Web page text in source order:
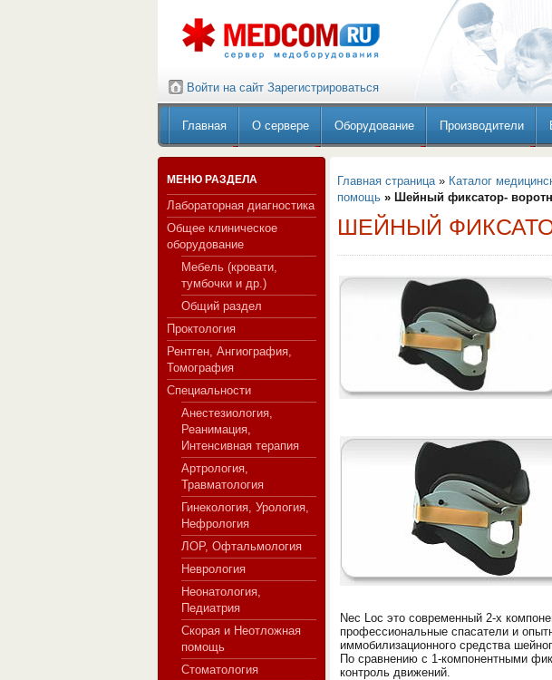
СЕРВЕР МЕДИЦИНСКОГО
Войти на сайт Зарегистрироваться
Главная О сервере Оборудование Производители
МЕНЮ РАЗДЕЛА
Лабораторная диагностика
Общее клиническое
оборудование
Мебель (кровати,
тумбочки и др.)
Общий раздел
Проктология
Рентген, Ангиография,
Томография
Специальности
Анестезиология,
Реанимация,
Интенсивная терапия
Артрология,
Травматология
Гинекология, Урология,
Нефрология
ЛОР, Офтальмология
Неврология
Неонатология,
Педиатрия
Скорая и Неотложная
помощь
Стоматология
Главная страница» Каталог
помощь » Шейный фиксатор-
ШЕЙНЫЙ
Nec Loc это современный 2-х
профессиональные спасатели и
иммобилизационного средства
По сравнению с 1-компонентными
контроль движений.